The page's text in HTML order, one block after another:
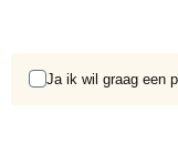
Ja ik wil graag een